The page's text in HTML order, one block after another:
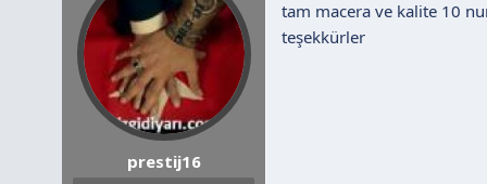
r
prestij16
tam macera ve kalite 10
teşekkürler